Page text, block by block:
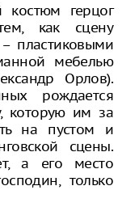
герцог
как сцену
пластиковыми
мебелью
Орлов).
рождается
которую им за
на пустом и
сцены.
а его место
только